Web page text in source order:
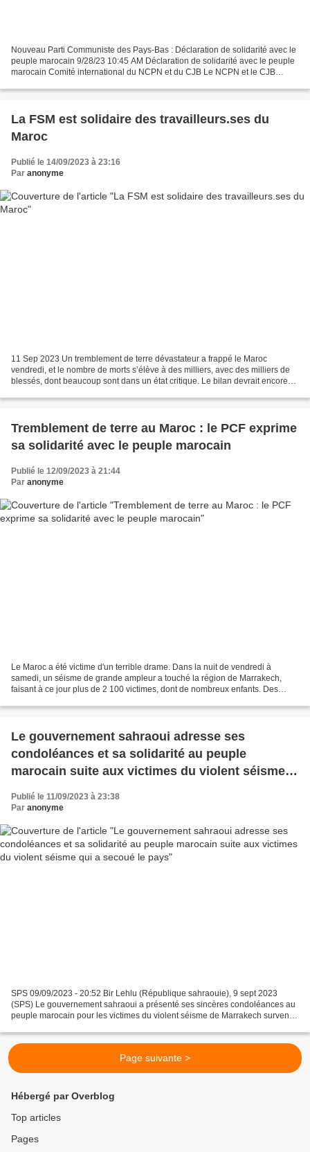
Nouveau Parti Communiste des Pays-Bas : Déclaration de solidarité avec le
peuple marocain 9/28/23 10:45 AM Déclaration de solidarité avec le peuple
marocain Comité international du NCPN et du CJB Le NCPN et le CJB
La FSM est solidaire des travailleurs.ses du
Maroc
Publié le 14/09/2023 à 23:16
Par anonyme
11 Sep 2023 Un tremblement de terre dévastateur a frappé le Maroc
vendredi, et le nombre de morts s’élève à des milliers, avec des milliers de
blessés, dont beaucoup sont dans un état critique. Le bilan devrait encore
Tremblement de terre au Maroc : le PCF exprime
sa solidarité avec le peuple marocain
Publié le 12/09/2023 à 21:44
Par anonyme
Le Maroc a été victime d'un terrible drame. Dans la nuit de vendredi à
samedi, un séisme de grande ampleur a touché la région de Marrakech,
faisant à ce jour plus de 2 100 victimes, dont de nombreux enfants. Des
Le gouvernement sahraoui adresse ses
condoléances et sa solidarité au peuple
marocain suite aux victimes du violent séisme
qui a secoué le pays
Publié le 11/09/2023 à 23:38
Par anonyme
SPS 09/09/2023 - 20:52 Bir Lehlu (République sahraouie), 9 sept 2023
(SPS) Le gouvernement sahraoui a présenté ses sincères condoléances au
peuple marocain pour les victimes du violent séisme de Marrakech survenu
Page suivante >
Hébergé par Overblog
Top articles
Pages